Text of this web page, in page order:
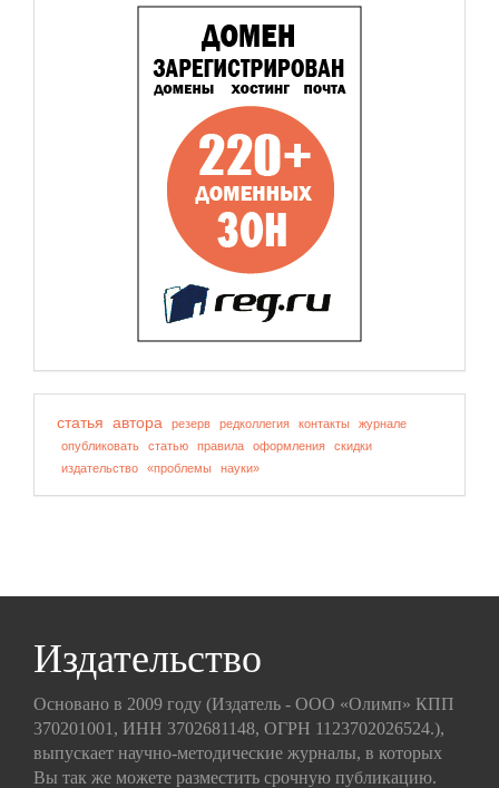
статья автора резерв редколлегия контакты
журнале
опубликовать
статью правила оформления
скидки
издательство
«проблемы науки»
Издательство
Основано в 2009 году (Издатель - ООО «Олимп» КПП
370201001, ИНН 3702681148, ОГРН 1123702026524.),
выпускает научно-методические журналы, в которых
Вы так же можете разместить срочную публикацию.